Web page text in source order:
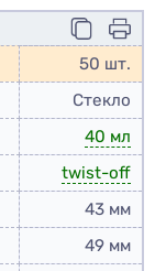
50 шт.
Стекло
40 мл
twist-off
43 мм
49 мм